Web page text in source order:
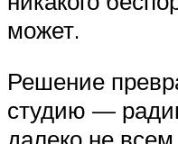
может.
Решение
студию —